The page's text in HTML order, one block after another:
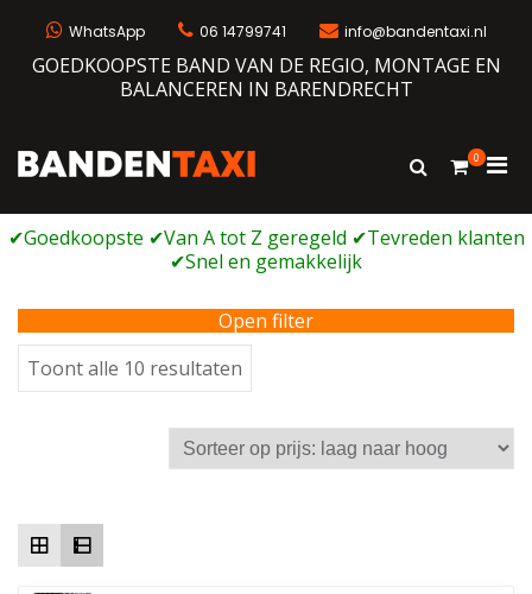
WhatsApp 06 14799741 info@bandentaxi.nl
GOEDKOOPSTE BAND VAN DE REGIO, MONTAGE EN
BALANCEREN IN BARENDRECHT
Bandengarage met eigen webshop
Toon
0
voor
Open filter
Toont alle 10 resultaten
op
prijs:
laag